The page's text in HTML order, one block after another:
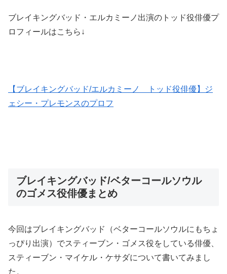
ブレイキングバッド・エルカミーノ出演のトッド役俳優プ
ロフィールはこちら↓
【ブレイキングバッド/エルカミーノ トッド役俳優】ジ
ェシー・プレモンスのプロフ
ブレイキングバッド/ベターコールソウル
のゴメス役俳優まとめ
今回はブレイキングバッド（ベターコールソウルにもちょ
っぴり出演）でスティーブン・ゴメス役をしている俳優、
スティーブン・マイケル・ケサダについて書いてみまし
た。